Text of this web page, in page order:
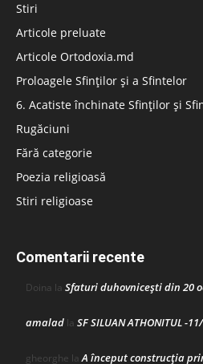
Stiri
Articole preluate
Articole Ortodoxia.md
Proloagele Sfinților și a Sfintelor
6. Acatiste închinate Sfinților și
Rugăciuni
Fără categorie
Poezia religioasă
Stiri religioase
Comentarii recente
Doina la Sfaturi duhovnicești din 20
amalad la SF SILUAN ATHONITUL -
gheorghe laA început construcţia